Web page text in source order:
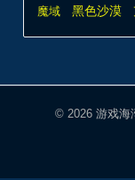
魔域 黑色沙漠
© 2026 游戏海